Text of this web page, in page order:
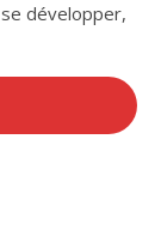
développer,